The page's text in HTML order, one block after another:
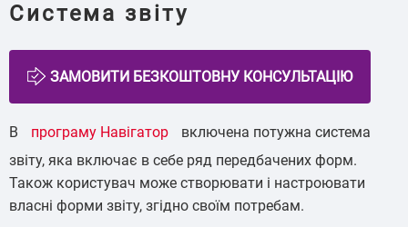
Система звіту
В програму Навігатор
включена потужна система
звіту, яка включає в себе ряд передбачених форм.
Також користувач може створювати і настроювати
власні форми звіту, згідно своїм потребам.